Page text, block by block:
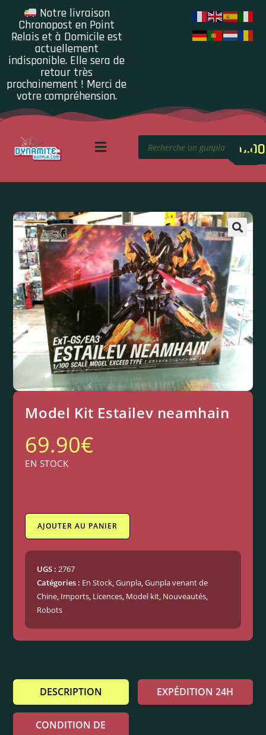
Notre livraison
Chronopost en Point
Relais et à Domicile est
actuellement
indisponible. Elle sera de
retour très
prochainement ! Merci de
votre compréhension.
0.00
Model Kit Estailev neamhain
69.90€
EN STOCK
AJOUTER AU PANIER
UGS :2767
Catégories : En Stock,Gunpla,Gunpla venant de
Chine, Imports, Licences, Model kit, Nouveautés,
Robots
DESCRIPTION EXPÉDITION 24H
CONDITION DE